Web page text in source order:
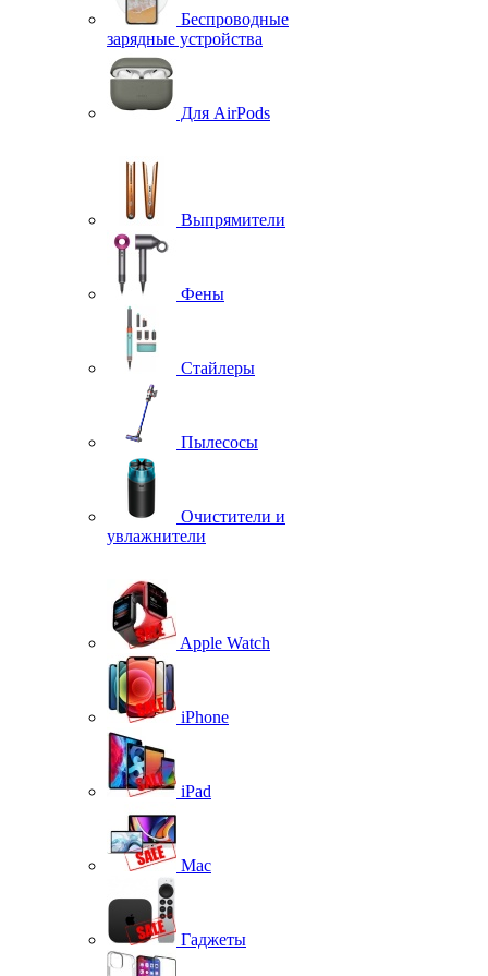
Беспроводные
зарядные устройства
Для AirPods
Выпрямители
Фены
Стайлеры
Пылесосы
Очистители и
увлажнители
Apple Watch
iPhone
iPad
Mac
Гаджеты